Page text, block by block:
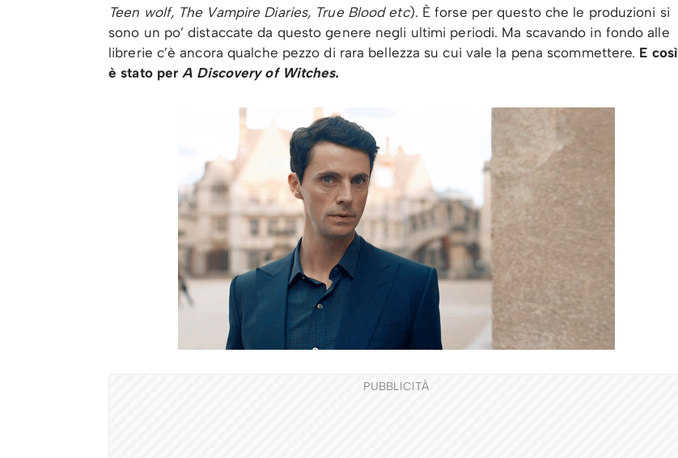
Teen wolf, The Vampire Diaries, True Blood etc). È forse per questo che le produzioni si
sono un po’ distaccate da questo genere negli ultimi periodi. Ma scavando in fondo alle
librerie c’è ancora qualche pezzo di rara bellezza su cui vale la pena scommettere. E così
è stato per A Discovery of Witches.
PUBBLICITÀ